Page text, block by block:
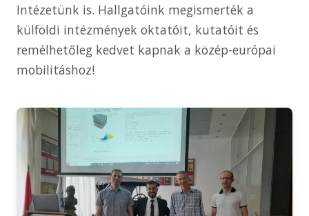
Intézetünk is. Hallgatóink megismerték a
külföldi intézmények oktatóit, kutatóit és
remélhetőleg kedvet kapnak a közép-európai
mobilitáshoz!